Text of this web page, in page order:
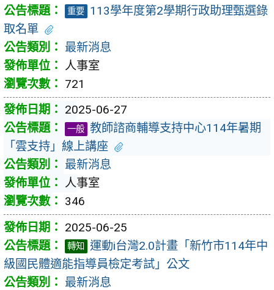
重要 113學年度第2學期行政助理甄選錄
取名單
最新消息
人事室
721
2025-06-27
一般 教師諮商輔導支持中心114年暑期
「雲支持」線上講座
最新消息
人事室
346
2025-06-25
轉知
運動i台灣2.0計畫「新竹市114年中
級國民體適能指導員檢定考試」公文
最新消息